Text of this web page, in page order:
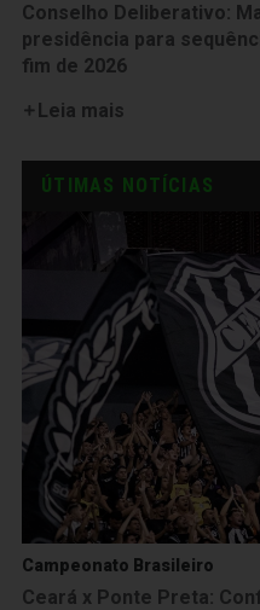
Conselho Deliberativo:
presidência para
fim de 2026
Leia mais
ÚTIMAS NOTÍCIAS
Campeonato Brasileiro
Ceará x Ponte Preta: